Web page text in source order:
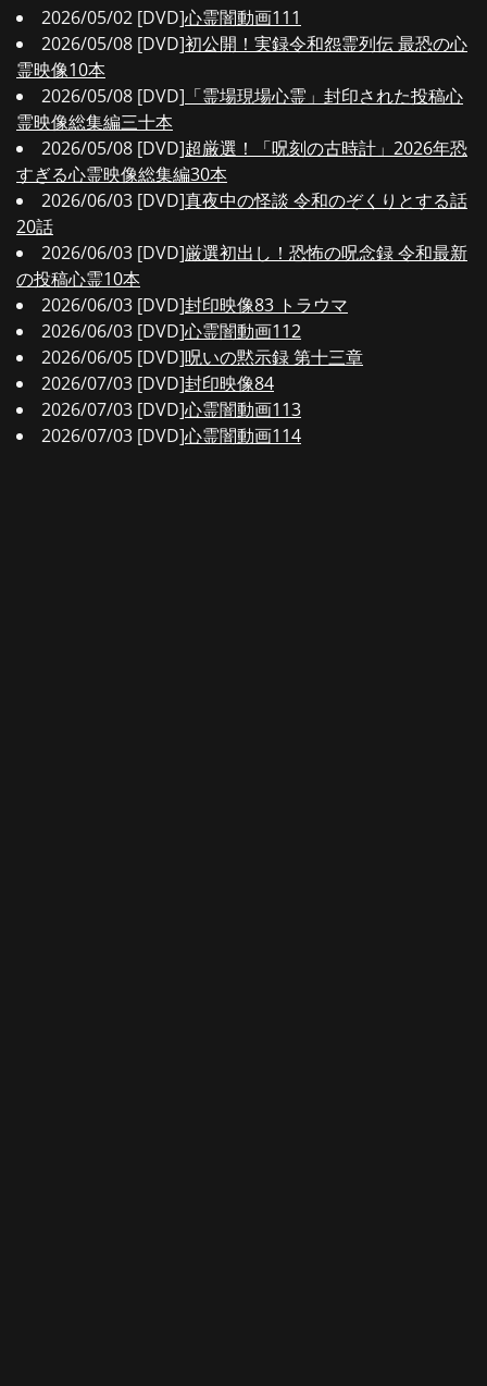
2026/05/02 [DVD]心霊闇動画111
2026/05/08 [DVD]初公開！実録令和怨霊列伝 最恐の心
霊映像10本
2026/05/08 [DVD] 「霊場現場心霊」封印された投稿心
霊映像総集編三十本
2026/05/08 [DVD]超厳選！「呪刻の古時計」2026年恐
すぎる心霊映像総集編30本
2026/06/03 [DVD]真夜中の怪談 令和のぞくりとする話
20話
2026/06/03 [DVD]厳選初出し！恐怖の呪念録 令和最新
の投稿心霊10本
2026/06/03 [DVD]封印映像83 トラウマ
2026/06/03 [DVD]心霊闇動画112
2026/06/05 [DVD]呪いの黙示録 第十三章
2026/07/03 [DVD]封印映像84
2026/07/03 [DVD]心霊闇動画113
2026/07/03 [DVD]心霊闇動画114